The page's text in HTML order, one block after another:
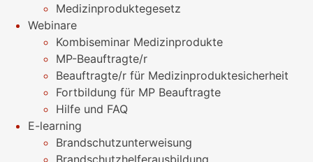
Medizinproduktegesetz
Webinare
Kombiseminar Medizinprodukte
MP-Beauftragte/r
Beauftragte/r für Medizinproduktesicherheit
Fortbildung für MP Beauftragte
Hilfe und FAQ
E-learning
Brandschutzunterweisung
Brandschutzhelferausbildung